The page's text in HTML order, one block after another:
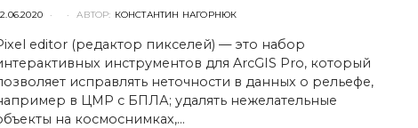
АВТОР: КОНСТАНТИН НАГОРНЮК
editor (редактор пикселей) — это набор
инструментов для ArcGIS Pro, который
исправлять неточности в данных о рельефе,
в ЦМР с БПЛА; удалять нежелательные
на космоснимках,…